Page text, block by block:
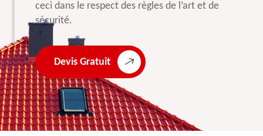
ceci dans le respect des règles de l’art et de
sécurité.
Devis Gratuit